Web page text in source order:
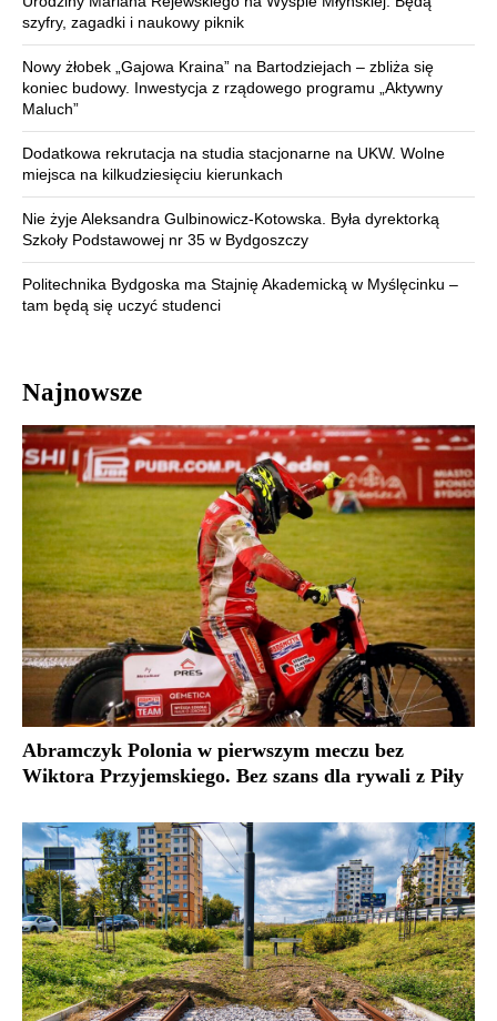
szyfry, zagadki i naukowy piknik
Nowy żłobek „Gajowa Kraina” na Bartodziejach – zbliża się
koniec budowy. Inwestycja z rządowego programu „Aktywny
Maluch”
Dodatkowa rekrutacja na studia stacjonarne na UKW. Wolne
miejsca na kilkudziesięciu kierunkach
Nie żyje Aleksandra Gulbinowicz-Kotowska. Była dyrektorką
Szkoły Podstawowej nr 35 w Bydgoszczy
Politechnika Bydgoska ma Stajnię Akademicką w Myślęcinku –
tam będą się uczyć studenci
Najnowsze
Abramczyk Polonia w pierwszym meczu bez
Wiktora Przyjemskiego. Bez szans dla rywali z Piły